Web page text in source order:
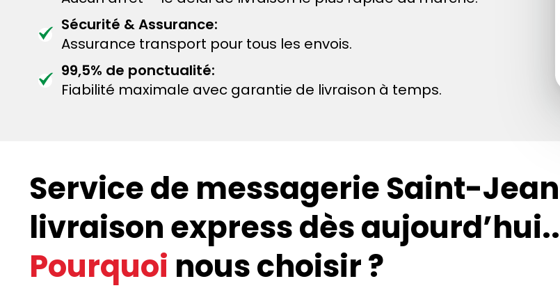
Sécurité & Assurance:
Assurance transport pour tous les envois.
99,5% de ponctualité:
Fiabilité maximale avec garantie de livraison à temps.
Service de messagerie Saint-
livraison express dès
Pourquoi nous choisir ?